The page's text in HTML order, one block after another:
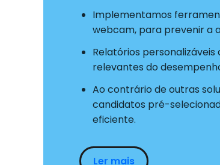
Implementamos
webcam, para prevenir a
Relatórios
relevantes do
Ao contrário de outras
candidatos pré-
eficiente.
Ler mais